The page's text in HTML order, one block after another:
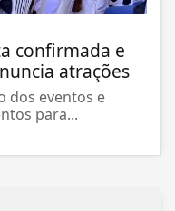
confirmada e
atrações
dos eventos e
para...